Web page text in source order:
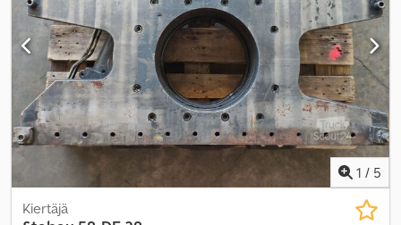
1 / 5
Kiertäjä